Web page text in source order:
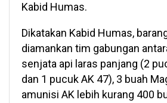
Kabid Humas.
Dikatakan Kabid Humas,
diamankan tim gabungan
senjata api laras panjang (2
dan 1 pucuk AK 47), 3 buah
amunisi AK lebih kurang 400